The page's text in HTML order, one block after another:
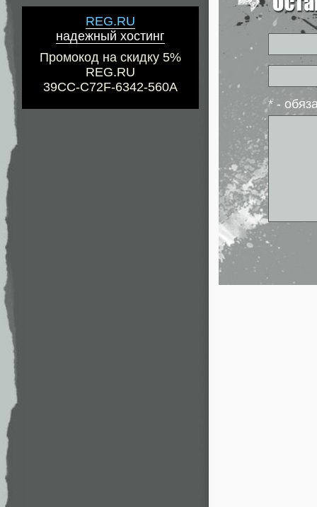
REG.RU
надежный хостинг
Промокод на скидку 5%
REG.RU
39CC-C72F-6342-560A
* -